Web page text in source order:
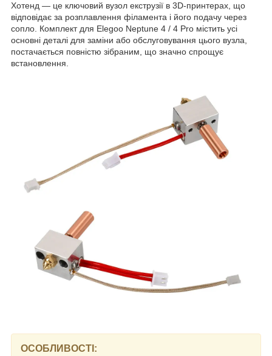
Хотенд — це ключовий вузол екструзії в 3D-принтерах, що
відповідає за розплавлення філамента і його подачу через
сопло. Комплект для Elegoo Neptune 4 / 4 Pro містить усі
основні деталі для заміни або обслуговування цього вузла,
постачається повністю зібраним, що значно спрощує
встановлення.
ОСОБЛИВОСТІ: